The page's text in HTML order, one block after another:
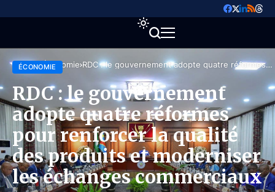
Accueil Économie RDC : le gouvernement adopte quatre réformes
pour renforcer la qualité des produits et
moderniser les échanges commerciaux
ÉCONOMIE
RDC : le gouvernement
adopte quatre réformes
pour renforcer la qualité
des produits et moderniser
les échanges commerciaux